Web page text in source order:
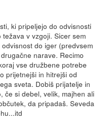
ki pripeljejo do odvisnosti
v vzgoji. Sicer sem
do iger (predvsem
narave. Recimo
vse družbene potrebe
prijetnejši in hitrejši od
sveta. Dobiš prijatelje in
če si debel, velik, majhen ali
da pripadaš. Seveda